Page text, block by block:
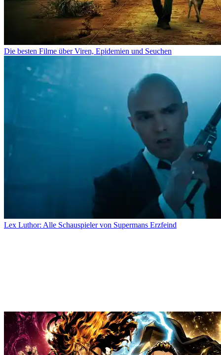
Die besten Filme über Viren, Epidemien und Seuchen
Lex Luthor: Alle Schauspieler von Supermans Erzfeind